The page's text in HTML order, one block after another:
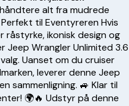
alt fra mudrede
til Eventyreren Hvis
råstyrke, ikonisk design og
Jeep Wrangler Unlimited 3.6
Uanset om du cruiser
leverer denne Jeep
sammenligning. 🚙 Klar til
🌍🔥 Udstyr på denne